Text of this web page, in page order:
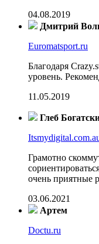
04.08.2019
Дмитрий
Euromatsport.ru
Благодаря
уровень.
11.05.2019
Глеб
Грамотно
очень приятные
03.06.2021
Артем
Doctu.ru